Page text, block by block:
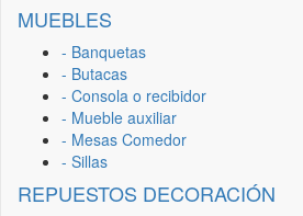
MUEBLES
- Banquetas
- Butacas
- Consola o recibidor
- Mueble auxiliar
- Mesas Comedor
- Sillas
REPUESTOS DECORACIÓN